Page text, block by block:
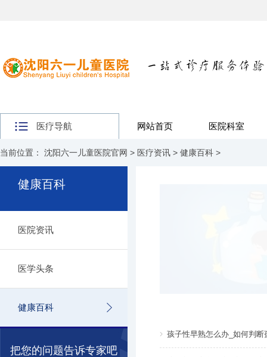
医疗导航 网站首页 医院科室
当前位置： 沈阳六一儿童医院官网 > 医疗资讯 > 健康百科 >
健康百科
医院资讯
医学头条
健康百科
把您的问题告诉专家吧
孩子性早熟怎么办_如何判断